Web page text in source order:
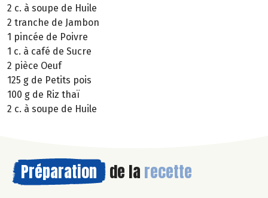
2 c. à soupe de Huile
2 tranche de Jambon
1 pincée de Poivre
1 c. à café de Sucre
2 pièce Oeuf
125 g de Petits pois
100 g de Riz thaï
2 c. à soupe de Huile
Préparation de la recette